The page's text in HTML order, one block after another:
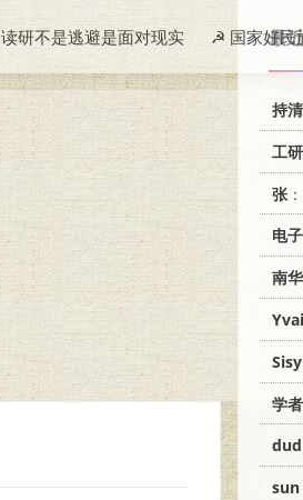
读研不是逃避是面对现实 ☭ 国家好民
最
持清
工
张
电
南华
学者
sun